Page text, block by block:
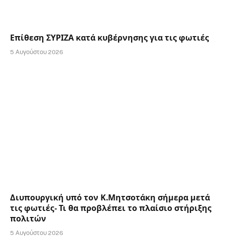
Επίθεση ΣΥΡΙΖΑ κατά κυβέρνησης για τις φωτιές
5 Αυγούστου 2026
Διυπουργική υπό τον Κ.Μητσοτάκη σήμερα μετά
τις φωτιές- Τι θα προβλέπει το πλαίσιο στήριξης
πολιτών
5 Αυγούστου 2026